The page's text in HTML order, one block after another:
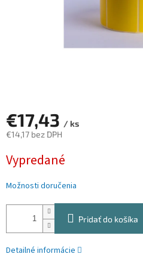
€17,43 / ks
€14,17 bez DPH
cena:
Vypredané
Možnosti doručenia
Pridať do košíka
Detailné informácie